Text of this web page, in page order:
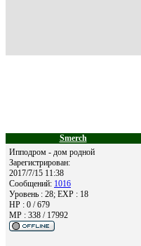
Smerch
Ипподром - дом родной
Зарегистрирован:
2017/7/15 11:38
Сообщений: 1016
Уровень : 28; EXP : 18
HP : 0 / 679
MP : 338 / 17992